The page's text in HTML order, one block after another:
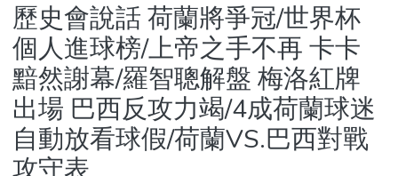
Statistics
歷史會說話 荷蘭將爭冠/世界杯
個人進球榜/上帝之手不再 卡卡
黯然謝幕/羅智聰解盤 梅洛紅牌
出場 巴西反攻力竭/4成荷蘭球迷
自動放看球假/荷蘭VS.巴西對戰